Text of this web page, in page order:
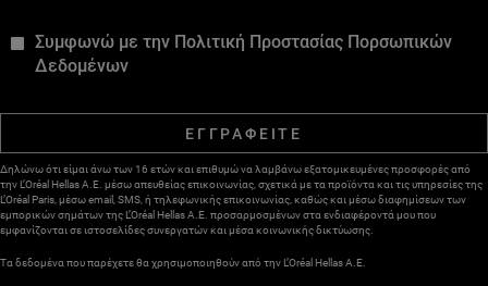
Συμφωνώ με την Πολιτική Προστασίας Πορσωπικών
Δεδομένων
ΕΓΓΡΑΦΕΙΤΕ
Δηλώνω ότι είμαι άνω των 16 ετών και επιθυμώ να λαμβάνω εξατομικευμένες προσφορές από
την L’Oréal Hellas A.E. μέσω απευθείας επικοινωνίας, σχετικά με τα προϊόντα και τις υπηρεσίες της
L’Oréal Paris, μέσω email, SMS, ή τηλεφωνικής επικοινωνίας, καθώς και μέσω διαφημίσεων των
εμπορικών σημάτων της L’Oréal Hellas A.E. προσαρμοσμένων στα ενδιαφέροντά μου που
εμφανίζονται σε ιστοσελίδες συνεργατών και μέσα κοινωνικής δικτύωσης.
Τα δεδομένα που παρέχετε θα χρησιμοποιηθούν από την L’Oréal Hellas A.E.